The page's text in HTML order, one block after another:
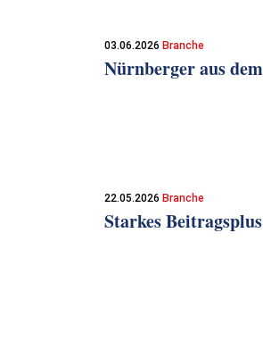
03.06.2026 Branche
Nürnberger aus
22.05.2026 Branche
Starkes